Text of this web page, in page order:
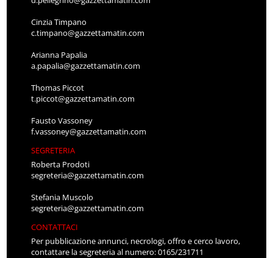
Cinzia Timpano
c.timpano@gazzettamatin.com
Arianna Papalia
a.papalia@gazzettamatin.com
Thomas Piccot
t.piccot@gazzettamatin.com
Fausto Vassoney
f.vassoney@gazzettamatin.com
SEGRETERIA
Roberta Prodoti
segreteria@gazzettamatin.com
Stefania Muscolo
segreteria@gazzettamatin.com
CONTATTACI
Per pubblicazione annunci, necrologi, offro e cerco lavoro,
contattare la segreteria al numero: 0165/231711